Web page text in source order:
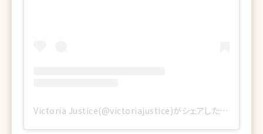
Victoria Justice(@victoriajustice)がシェアした投稿